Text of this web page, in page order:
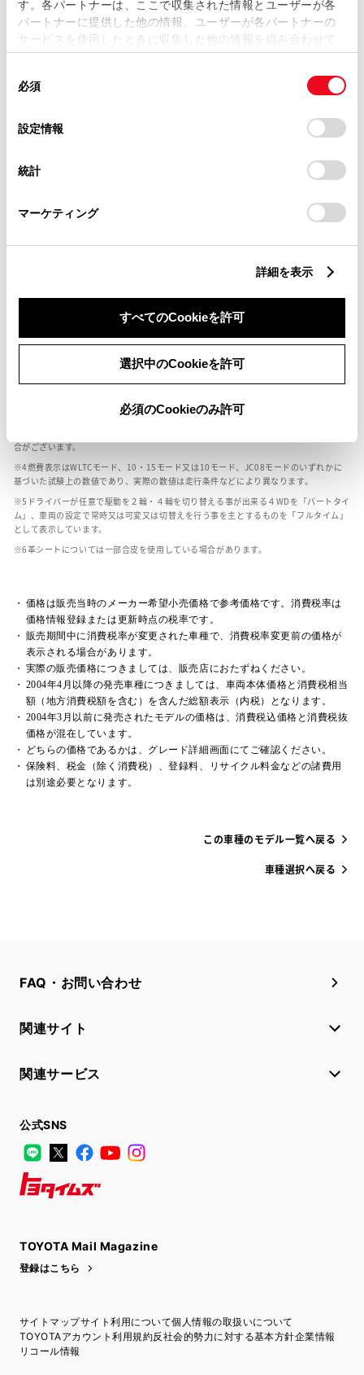
す。各パートナーは、ここで収集された情報とユーザーが各
パートナーに提供した他の情報、ユーザーが各パートナーの
サービスを使用したときに収集した他の情報を組み合わせて
使用することがあります。当ウェブサイトの使用を続行する
デバイスにすべてのCookie(クッキー)が保存されることに同
意したことになります。Cookie(クッキー)のオプトアウト、
設定の変更、同意を撤回したりするにあたっては、当社の
「Cookie（クッキー）情報の取り扱いについて
」をご覧くだ
必須
設定情報
統計
マーケティング
詳細を表示
すべてのCookieを許可
選択中のCookieを許可
必須のCookieのみ許可
2890 × 1640 ×1365mm
車の種類、仕様により数値が複数ある場合とサスペンション形式などにより、ホイ
合がございます。
燃費表示はWLTCモード、10・15モード又は10モード、JC08モードのいずれかに
基づいた試験上の数値であり、実際の数値は走行条件などにより異なります。
ドライバーが任意で駆動を２輪・４輪を切り替える事が出来る４WDを「パートタイ
ム」、車両の設定で常時又は可変又は切替えを行う事を主とするものを「フルタイム」
として表示しています。
革シートについては一部合皮を使用している場合があります。
価格は販売当時のメーカー希望小売価格で参考価格です。消費税率は
価格情報登録または更新時点の税率です。
販売期間中に消費税率が変更された車種で、消費税率変更前の価格が
表示される場合があります。
実際の販売価格につきましては、販売店におたずねください。
2004年4月以降の発売車種につきましては、車両本体価格と消費税相当
額（地方消費税額を含む）を含んだ総額表示（内税）となります。
2004年3月以前に発売されたモデルの価格は、消費税込価格と消費税抜
価格が混在しています。
どちらの価格であるかは、グレード詳細画面にてご確認ください。
保険料、税金（除く消費税）、登録料、リサイクル料金などの諸費用
は別途必要となります。
この車種のモデル一覧へ戻る
車種選択へ戻る
FAQ・お問い合わせ
関連サイト
関連サービス
公式SNS
LINE
X FacebookYouTube
TOYOTA Mail Magazine
登録はこちら
サイトマップサイト利用について個人情報の取扱いについて
TOYOTAアカウント利用規約反社会的勢力に対する基本方針企業情報
リコール情報